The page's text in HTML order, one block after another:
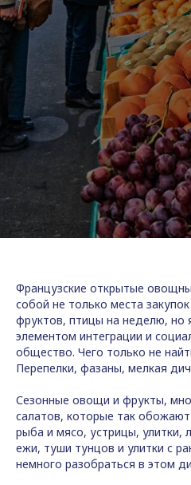
Французские открытые
собой не только места
фруктов, птицы на неделю,
элементом интеграции и
общество. Чего только не
Перепелки, фазаны, мелкая
Сезонные овощи и фрукты,
салатов, которые так
рыба и мясо, устрицы, улитки,
ежи, туши тунцов и улитки с
немного разобраться в этом